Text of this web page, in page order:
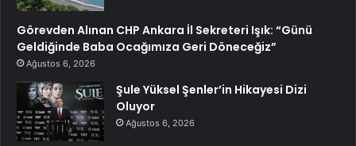
Görevden Alınan CHP Ankara İl Sekreteri Işık: “Günü
Geldiğinde Baba Ocağımıza Geri Döneceğiz”
Ağustos 6, 2026
Şule Yüksel Şenler’in Hikayesi Dizi
Oluyor
Ağustos 6, 2026